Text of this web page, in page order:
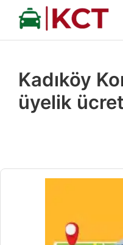
İçeriğe
Kadıköy
üyelik